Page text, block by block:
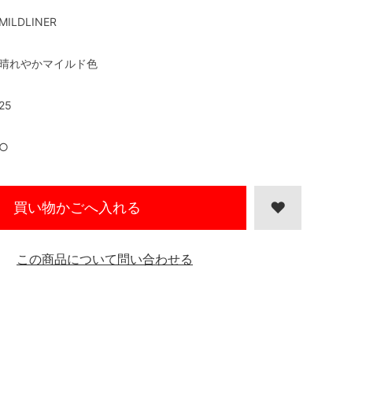
MILDLINER
れやかマイルド色
25
○
買い物かごへ入れる
この商品について問い合わせる